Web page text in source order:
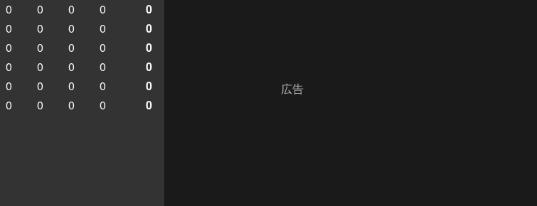
0 0 0 0 0
0 0 0 0 0
0 0 0 0 0
0 0 0 0 0
0 0 0 0 0
0 0 0 0 0